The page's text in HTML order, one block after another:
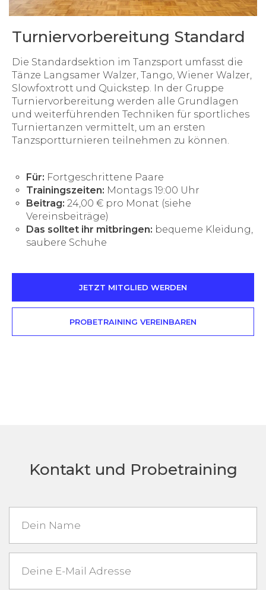
Turniervorbereitung Standard
Die Standardsektion im Tanzsport umfasst die
Tänze Langsamer Walzer, Tango, Wiener Walzer,
Slowfoxtrott und Quickstep. In der Gruppe
Turniervorbereitung werden alle Grundlagen
und weiterführenden Techniken für sportliches
Turniertanzen vermittelt, um an ersten
Tanzsportturnieren teilnehmen zu können.
Für: Fortgeschrittene Paare
Trainingszeiten: Montags 19:00 Uhr
Beitrag: 24,00 € pro Monat (siehe
Vereinsbeiträge)
Das solltet ihr mitbringen: bequeme Kleidung,
saubere Schuhe
JETZT MITGLIED WERDEN
PROBETRAINING VEREINBAREN
Kontakt und Probetraining